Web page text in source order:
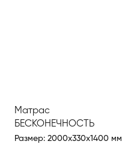
Матрас
БЕСКОНЕЧНОСТЬ
(INFINITY MILD)
Размер: 2000x330x1400 мм